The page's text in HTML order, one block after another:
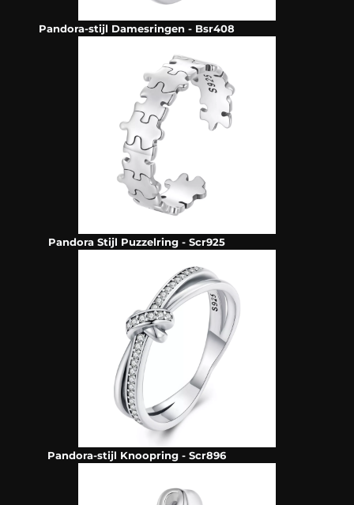
Pandora-stijl Damesringen - Bsr408
Pandora Stijl Puzzelring - Scr925
Pandora-stijl Knoopring - Scr896